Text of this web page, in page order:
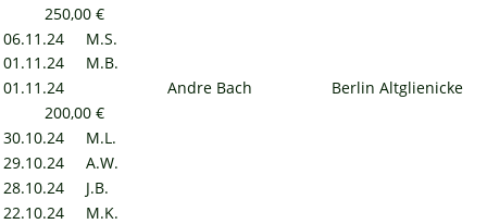
250,00 €
06.11.24
M.S.
01.11.24
M.B.
01.11.24
Andre Bach
Berlin Altglienicke
200,00 €
30.10.24
M.L.
29.10.24
A.W.
28.10.24
J.B.
22.10.24
M.K.